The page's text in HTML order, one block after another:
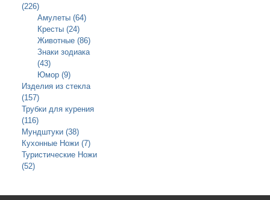
(226)
Амулеты (64)
Кресты (24)
Животные (86)
Знаки зодиака
(43)
Юмор (9)
Изделия из стекла
(157)
Трубки для курения
(116)
Мундштуки (38)
Кухонные Ножи (7)
Туристические Ножи
(52)